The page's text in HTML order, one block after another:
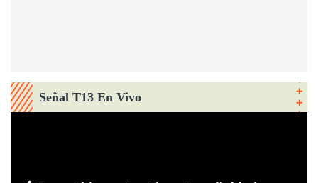
Señal T13 En Vivo